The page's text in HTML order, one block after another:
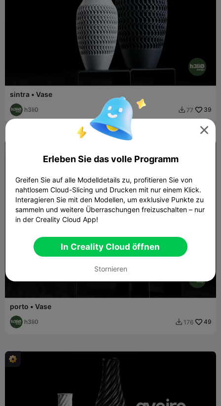
sintra • Vase
h3li0  77 39
porto • Vase
h3li0  176 49

Erleben Sie das volle Programm
Greifen Sie auf alle Modelldetails zu, profitieren Sie von
nahtlosem Cloud-Slicing und Drucken mit nur einem Klick.
Interagieren Sie mit den Modellen, um exklusive Punkte zu
sammeln und weitere Überraschungen freizuschalten – nur
in der Creality Cloud App!
In Creality Cloud öffnen
Stornieren